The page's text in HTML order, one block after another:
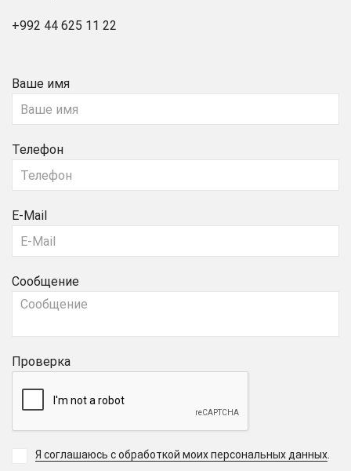
+992 44 625 11 22
Ваше имя
Телефон
E-Mail
Сообщение
Проверка
Я соглашаюсь с обработкой моих персональных данных.